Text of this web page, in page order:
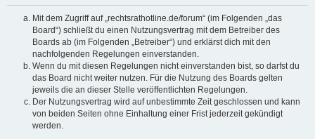
Mit dem Zugriff auf „rechtsrathotline.de/forum“ (im Folgenden „das
Board“) schließt du einen Nutzungsvertrag mit dem Betreiber des
Boards ab (im Folgenden „Betreiber“) und erklärst dich mit den
nachfolgenden Regelungen einverstanden.
Wenn du mit diesen Regelungen nicht einverstanden bist, so darfst du
das Board nicht weiter nutzen. Für die Nutzung des Boards gelten
jeweils die an dieser Stelle veröffentlichten Regelungen.
Der Nutzungsvertrag wird auf unbestimmte Zeit geschlossen und kann
von beiden Seiten ohne Einhaltung einer Frist jederzeit gekündigt
werden.